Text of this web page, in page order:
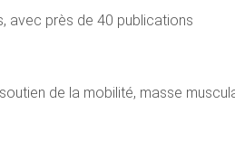
avec près de 40 publications
de la mobilité, masse